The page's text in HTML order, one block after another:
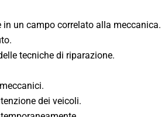
un campo correlato alla meccanica.
tecniche di riparazione.
dei veicoli.